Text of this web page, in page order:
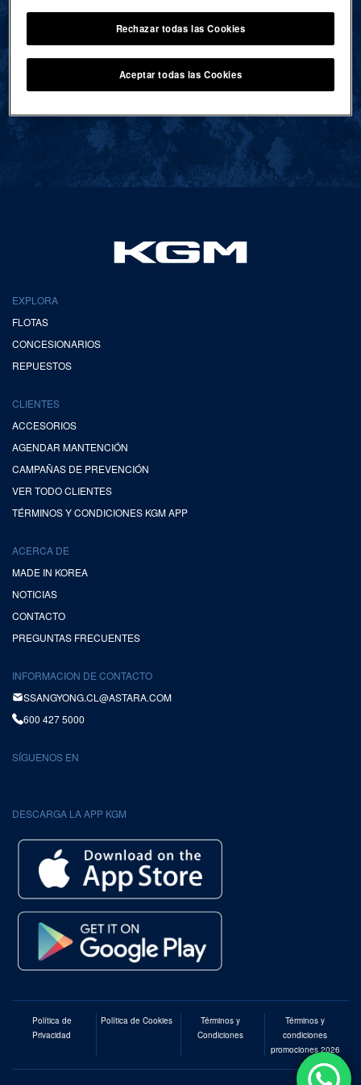
VOLVER AL INICIO
EXPLORA
FLOTAS
CONCESIONARIOS
REPUESTOS
CLIENTES
ACCESORIOS
AGENDAR MANTENCIÓN
CAMPAÑAS DE PREVENCIÓN
VER TODO CLIENTES
TÉRMINOS Y CONDICIONES KGM APP
ACERCA DE
MADE IN KOREA
NOTICIAS
CONTACTO
PREGUNTAS FRECUENTES
INFORMACION DE CONTACTO
SSANGYONG.CL@ASTARA.COM
600 427 5000
SÍGUENOS EN
DESCARGA LA APP KGM
Política de
Privacidad
Política de Cookies
Términos y
Condiciones
Términos y
condiciones
promociones 2026
Rechazar todas las Cookies
Aceptar todas las Cookies